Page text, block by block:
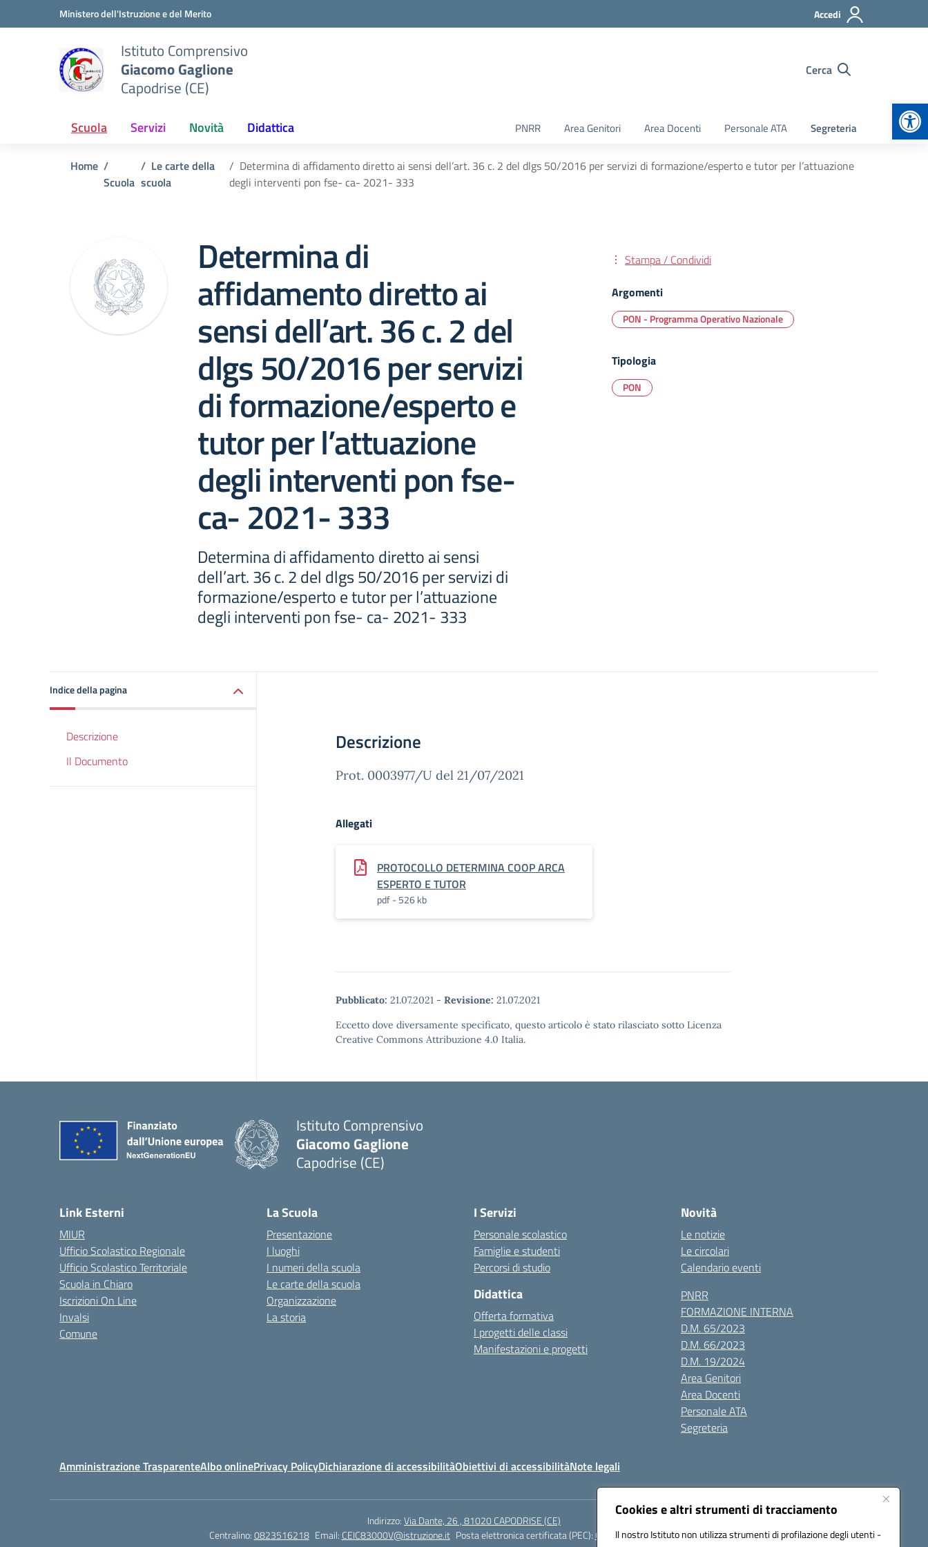
Cookies e altri strumenti di tracciamento
Il nostro Istituto non utilizza strumenti di profilazione degli utenti -
Vai ai contenuti
Vai al menu di navigazioneMinistero dell'Istruzione e del Merito Accedi
Istituto Comprensivo
Giacomo Gaglione
Capodrise (CE)
Cerca
Scuola Servizi Novità Didattica PNRR Area Genitori Area Docenti Personale ATA Segreteria
Home
Scuola
Le carte della
scuola
Determina di affidamento diretto ai sensi dell’art. 36 c. 2 del dlgs 50/2016 per servizi di formazione/esperto e tutor per l’attuazione
degli interventi pon fse- ca- 2021- 333
Determina di
affidamento diretto ai
sensi dell’art. 36 c. 2 del
dlgs 50/2016 per servizi
di formazione/esperto e
tutor per l’attuazione
degli interventi pon fse-
ca- 2021- 333
Determina di affidamento diretto ai sensi
dell’art. 36 c. 2 del dlgs 50/2016 per servizi di
formazione/esperto e tutor per l’attuazione
degli interventi pon fse- ca- 2021- 333
Stampa / Condividi
Argomenti
PON - Programma Operativo Nazionale
Tipologia
PON
Indice della pagina
Descrizione
Il Documento
Descrizione
Prot. 0003977/U del 21/07/2021
Allegati
PROTOCOLLO DETERMINA COOP ARCA
ESPERTO E TUTOR
pdf - 526 kb
Pubblicato: 21.07.2021 - Revisione: 21.07.2021
Eccetto dove diversamente specificato, questo articolo è stato rilasciato sotto Licenza
Creative Commons Attribuzione 4.0 Italia.
Istituto Comprensivo
Giacomo Gaglione
Capodrise (CE)
Link Esterni
MIUR
Ufficio Scolastico Regionale
Ufficio Scolastico Territoriale
Scuola in Chiaro
Iscrizioni On Line
Invalsi
Comune
La Scuola
Presentazione
I luoghi
I numeri della scuola
Le carte della scuola
Organizzazione
La storia
I Servizi
Personale scolastico
Famiglie e studenti
Percorsi di studio
Didattica
Offerta formativa
I progetti delle classi
Manifestazioni e progetti
Novità
Le notizie
Le circolari
Calendario eventi
PNRR
FORMAZIONE INTERNA
D.M. 65/2023
D.M. 66/2023
D.M. 19/2024
Area Genitori
Area Docenti
Personale ATA
Segreteria
Amministrazione TrasparenteAlbo onlinePrivacy PolicyDichiarazione di accessibilitàObiettivi di accessibilitàNote legali
Indirizzo:Via Dante, 26 , 81020 CAPODRISE (CE)
Centralino:0823516218 Email: CEIC83000V@istruzione.it Posta elettronica certificata (PEC): CEIC83000V@pec.istruzione.it